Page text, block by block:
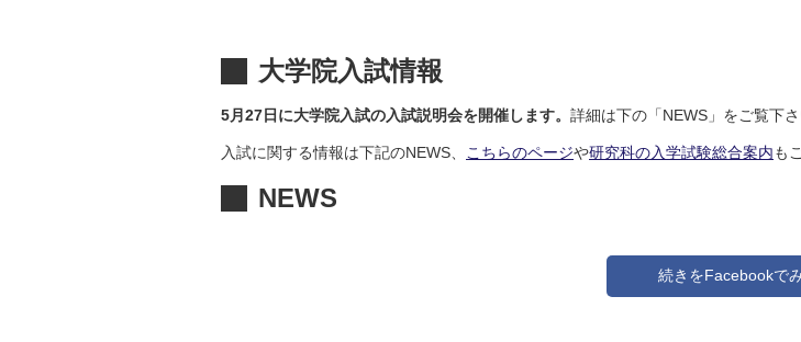
大学院入試情報
5月27日に大学院入試の入試説明会を開催します。 詳細は下の「NEWS」をご覧下さ
入試に関する情報は下記のNEWS、 こちらのページや研究科の入学試験総合案内も
NEWS
続きをFacebookで